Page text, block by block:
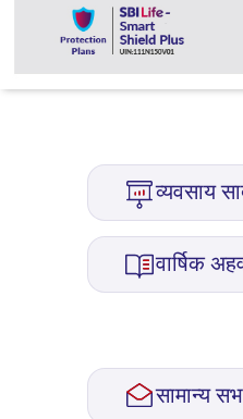
व्यवसाय
Expand Business
वार्षिक
सामान्य
Expand AGMs